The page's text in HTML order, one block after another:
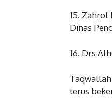
15. Zahrol
Dinas
16. Drs
terus